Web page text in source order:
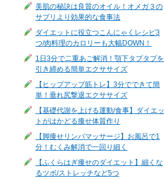
美肌の秘訣は良質のオイル！オメガ３の
サプリより効果的な食事法
ダイエットに役立つこんにゃくレシピ3
つ/肉料理のカロリーも大幅DOWN！
1日3分で二重あご解消！顎下タプタプを
引き締める簡単エクササイズ
【ヒップアップ筋トレ】3分でできて簡
単！垂れ尻撃退エクササイズ
【基礎代謝を上げる運動/食事】ダイエッ
トがはかどる痩せ体質作り
【脚痩せリンパマッサージ】お風呂で1
分！むくみ解消で一回り細く
【ふくらはぎ痩せのダイエット】細くな
るツボ/ストレッチなど5つ